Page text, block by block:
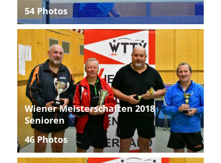
54 Photos
Wiener Meisterschaften 2018
Senioren
46 Photos